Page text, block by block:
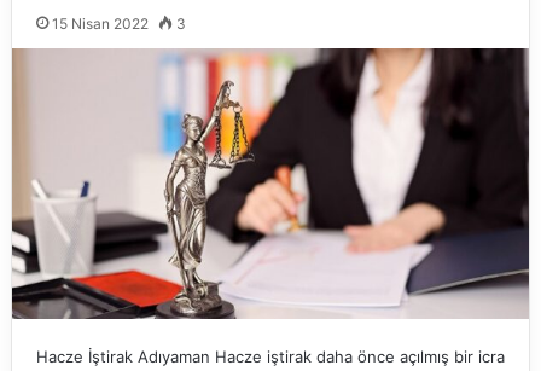
15 Nisan 2022 3
Hacze İştirak Adıyaman Hacze iştirak daha önce açılmış bir icra